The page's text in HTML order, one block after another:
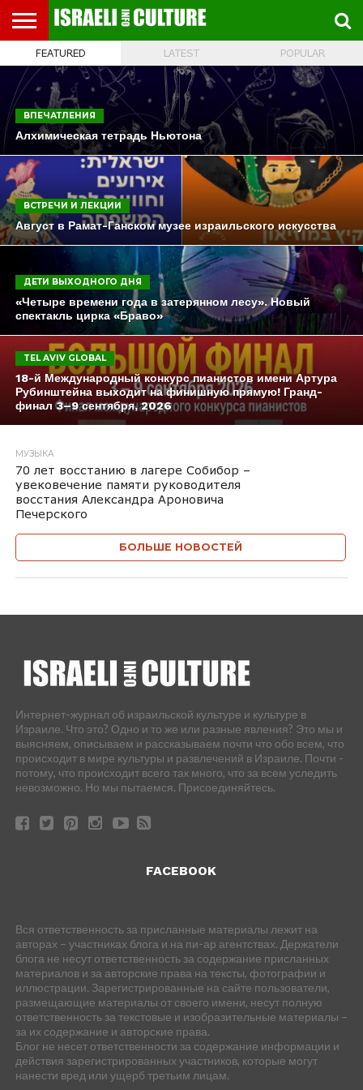
ВЫСТАВКИ
МУЗЕИ
СТРАНА
ФЕСТИВАЛЕЙ
ТЕАТР
КНИГИ.
ТЕКСТЫ
МУЗЫКА
РЕЛИГИЯ/
ИСТОРИЯ
ДВИЖЕНИЕ
ДЕТИ
ВЫХОДНОГО
ДНЯ
МАРШРУТЫ
ПРОГУЛЬЩИКА
ВИДЕО-
РЕЧИ
ВПЕЧАТЛЕНИЯ
ВСТРЕЧИ
И
ЛЕКЦИИ
ИНТЕРВЬЮ
КИНО
TEL
AVIV
GLOBAL
FEATURED LATEST POPULAR
ВПЕЧАТЛЕНИЯ
Алхимическая тетрадь Ньютона
ВСТРЕЧИ И ЛЕКЦИИ
Август в Рамат-Ганском музее израильского искусства
ДЕТИ ВЫХОДНОГО ДНЯ
«Четыре времени года в затерянном лесу». Новый
спектакль цирка «Браво»
TEL AVIV GLOBAL
18-й Международный конкурс пианистов имени Артура
Рубинштейна выходит на финишную прямую! Гранд-
финал 3–9 сентября, 2026
МУЗЫКА
70 лет восстанию в лагере Собибор –
увековечение памяти руководителя
восстания Александра Ароновича
Печерского
БОЛЬШЕ НОВОСТЕЙ
Интернет-журнал об израильской культуре и культуре в
Израиле. Что это? Одно и то же или разные явления? Это мы и
выясняем, описываем и рассказываем почти что обо всем, что
происходит в мире культуры и развлечений в Израиле. Почти -
потому, что происходит всего так много, что за всем уследить
невозможно. Но мы пытаемся. Присоединяйтесь.
FACEBOOK
Вся ответственность за присланные материалы лежит на
авторах – участниках блога и на пи-ар агентствах. Держатели
блога не несут ответственность за содержание присланных
материалов и за авторские права на тексты, фотографии и
иллюстрации. Зарегистрированные на сайте пользователи,
размещающие материалы от своего имени, несут полную
ответственность за текстовые и изобразительные материалы –
за их содержание и авторские права.
Блог не несет ответственности за содержание информации и
действия зарегистрированных участников, которые могут
нанести вред или ущерб третьим лицам.